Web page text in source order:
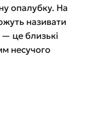
опалубку. На
називати
це близькі
несучого